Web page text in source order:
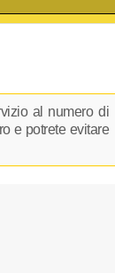
al numero di
e potrete evitare